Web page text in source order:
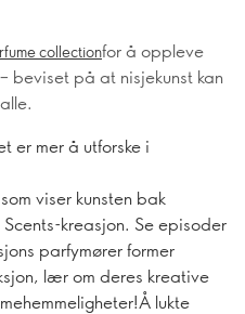
collectionfor å oppleve
beviset på at nisjekunst kan
er mer å utforske i
viser kunsten bak
kreasjon. Se episoder
parfymører former
lær om deres kreative
lukte